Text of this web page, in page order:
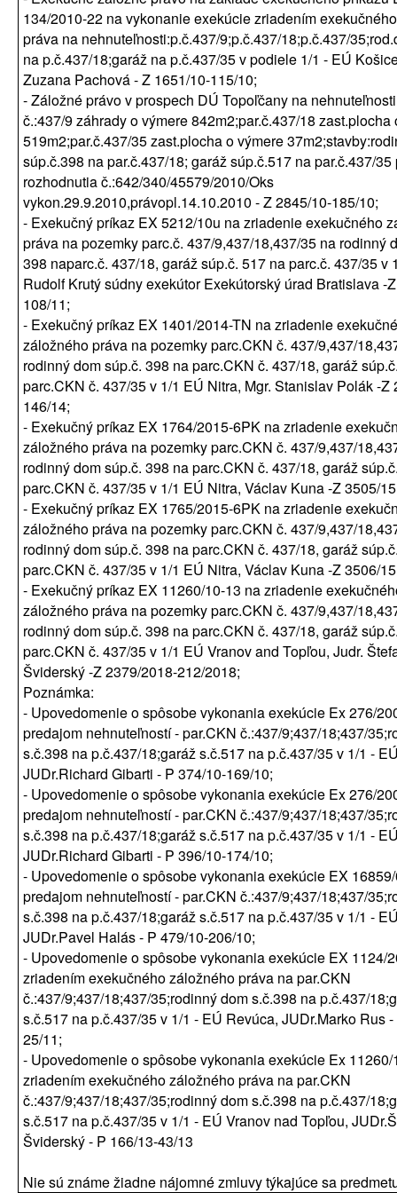
134/2010-22 na vykonanie exekúcie zriadením
práva na nehnuteľnosti:p.č.437/9;p.č.437/18;p.č.437/
na p.č.437/18;garáž na p.č.437/35 v podiele 1/1 - EÚ
Zuzana Pachová - Z 1651/10-115/10;
- Záložné právo v prospech DÚ Topoľčany na
č.:437/9 záhrady o výmere 842m2;par.č.437/18 zast.plocha
519m2;par.č.437/35 zast.plocha o výmere
súp.č.398 na par.č.437/18; garáž súp.č.517 na par.č.437/35
rozhodnutia č.:642/340/45579/2010/Oks
vykon.29.9.2010,právopl.14.10.2010 - Z 2845/10-185/10;
- Exekučný príkaz EX 5212/10u na zriadenie exekučného
práva na pozemky parc.č. 437/9,437/18,437/35 na rodinný
398 naparc.č. 437/18, garáž súp.č. 517 na parc.č. 437/35 v
Rudolf Krutý súdny exekútor Exekútorský úrad Bratislava -
108/11;
- Exekučný príkaz EX 1401/2014-TN na zriadenie
záložného práva na pozemky parc.CKN č. 437/9,437/
rodinný dom súp.č. 398 na parc.CKN č. 437/18, garáž
parc.CKN č. 437/35 v 1/1 EÚ Nitra, Mgr. Stanislav Polák -Z
146/14;
- Exekučný príkaz EX 1764/2015-6PK na zriadenie
záložného práva na pozemky parc.CKN č. 437/9,437/
rodinný dom súp.č. 398 na parc.CKN č. 437/18, garáž
parc.CKN č. 437/35 v 1/1 EÚ Nitra, Václav Kuna -Z 3505/
- Exekučný príkaz EX 1765/2015-6PK na zriadenie
záložného práva na pozemky parc.CKN č. 437/9,437/
rodinný dom súp.č. 398 na parc.CKN č. 437/18, garáž
parc.CKN č. 437/35 v 1/1 EÚ Nitra, Václav Kuna -Z 3506/
- Exekučný príkaz EX 11260/10-13 na zriadenie
záložného práva na pozemky parc.CKN č. 437/9,437/
rodinný dom súp.č. 398 na parc.CKN č. 437/18, garáž
parc.CKN č. 437/35 v 1/1 EÚ Vranov and Topľou, Judr.
Šviderský -Z 2379/2018-212/2018;
Poznámka:
- Upovedomenie o spôsobe vykonania exekúcie Ex 276/
predajom nehnuteľností - par.CKN č.:437/9;437/18;437/
s.č.398 na p.č.437/18;garáž s.č.517 na p.č.437/35 v 1/1 -
JUDr.Richard Gibarti - P 374/10-169/10;
- Upovedomenie o spôsobe vykonania exekúcie Ex 276/
predajom nehnuteľností - par.CKN č.:437/9;437/18;437/
s.č.398 na p.č.437/18;garáž s.č.517 na p.č.437/35 v 1/1 -
JUDr.Richard Gibarti - P 396/10-174/10;
- Upovedomenie o spôsobe vykonania exekúcie EX
predajom nehnuteľností - par.CKN č.:437/9;437/18;437/
s.č.398 na p.č.437/18;garáž s.č.517 na p.č.437/35 v 1/1 -
JUDr.Pavel Halás - P 479/10-206/10;
- Upovedomenie o spôsobe vykonania exekúcie EX 1124/
zriadením exekučného záložného práva na par.CKN
č.:437/9;437/18;437/35;rodinný dom s.č.398 na p.č.437/
s.č.517 na p.č.437/35 v 1/1 - EÚ Revúca, JUDr.Marko Rus
25/11;
- Upovedomenie o spôsobe vykonania exekúcie Ex 11260/
zriadením exekučného záložného práva na par.CKN
č.:437/9;437/18;437/35;rodinný dom s.č.398 na p.č.437/
s.č.517 na p.č.437/35 v 1/1 - EÚ Vranov nad Topľou,
Šviderský - P 166/13-43/13
Nie sú známe žiadne nájomné zmluvy týkajúce sa